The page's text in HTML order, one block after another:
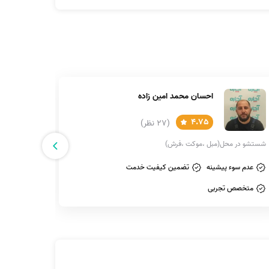
می‌کنند) را مشخص کنید.
که تمام متخصصان آچاره تایید صلاحیت شده‌اند و
احسان محمد امین زاده
4.75
(27 نظر)
شستشو در محل(مبل ،موکت ،فرش)
عدم سوء پیشینه
تضمین کیفیت خدمت
متخصص تجربی